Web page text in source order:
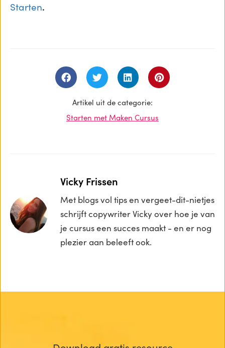
Starten.
Artikel uit de categorie:
Starten met Maken Cursus
Vicky Frissen
Met blogs vol tips en vergeet-dit-nietjes
schrijft copywriter Vicky over hoe je van
je cursus een succes maakt - en er nog
plezier aan beleeft ook.